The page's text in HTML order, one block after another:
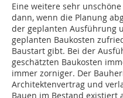
Eine weitere sehr
dann, wenn die Planung
der geplanten Ausführung
geplanten Baukosten
Baustart gibt. Bei der
geschätzten Baukosten
immer zorniger. Der
Architektenvertrag und
Bauen im Bestand exis­tiert